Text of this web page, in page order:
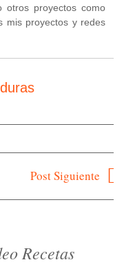
otros proyectos como
mis proyectos y redes
Post Siguiente
Recetas